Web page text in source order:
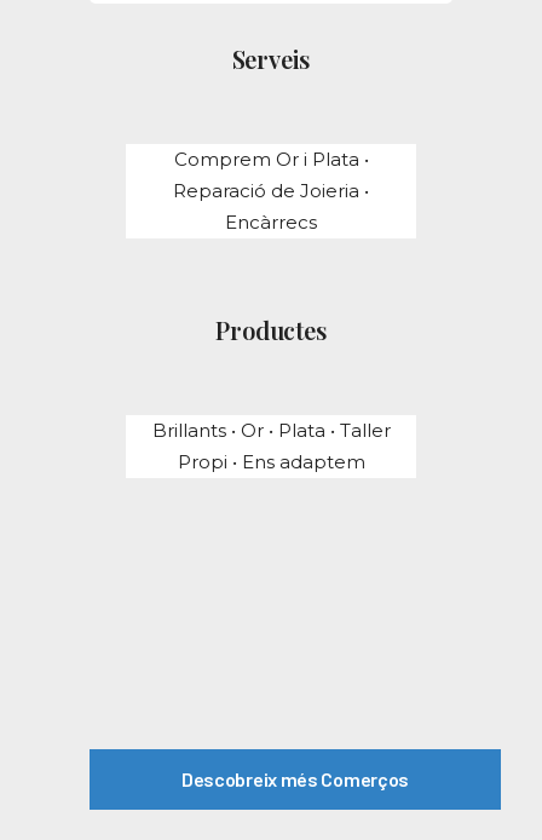
Serveis
Comprem Or i Plata •
Reparació de Joieria •
Encàrrecs
Productes
Brillants • Or • Plata • Taller
Propi • Ens adaptem
Descobreix més Comerços